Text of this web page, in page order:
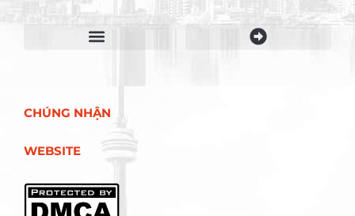
CHÚNG NHẬN
WEBSITE